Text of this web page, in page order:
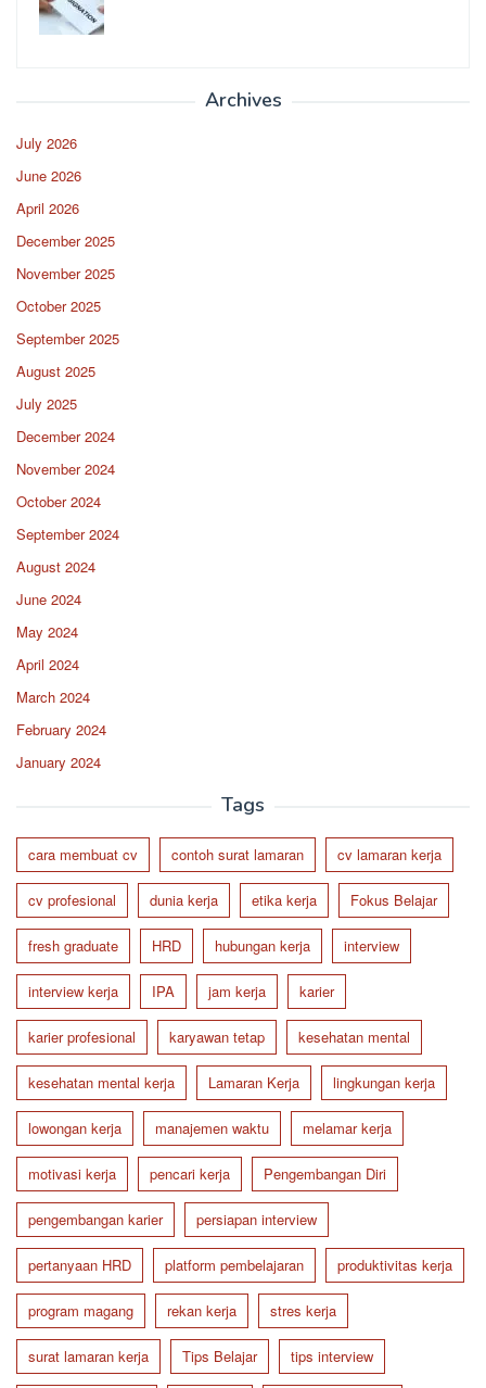
Archives
July 2026
June 2026
April 2026
December 2025
November 2025
October 2025
September 2025
August 2025
July 2025
December 2024
November 2024
October 2024
September 2024
August 2024
June 2024
May 2024
April 2024
March 2024
February 2024
January 2024
Tags
cara membuat cv contoh surat lamaran cv lamaran kerja
cv profesional dunia kerja etika kerja Fokus Belajar
fresh graduate HRD hubungan kerja interview
interview kerja IPA jam kerja karier
karier profesional karyawan tetap kesehatan mental
kesehatan mental kerja Lamaran Kerja lingkungan kerja
lowongan kerja manajemen waktu melamar kerja
motivasi kerja pencari kerja Pengembangan Diri
pengembangan karier persiapan interview
pertanyaan HRD platform pembelajaran produktivitas kerja
program magang rekan kerja stres kerja
surat lamaran kerja Tips Belajar tips interview